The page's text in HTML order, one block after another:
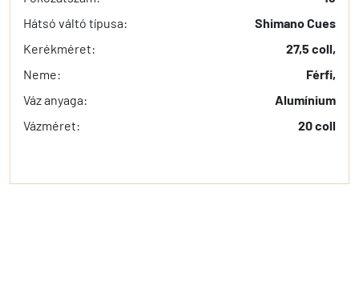
Hátsó váltó típusa:
Shimano Cues
Kerékméret:
27,5 coll,
Neme:
Férfi,
Váz anyaga:
Alumínium
Vázméret:
20 coll